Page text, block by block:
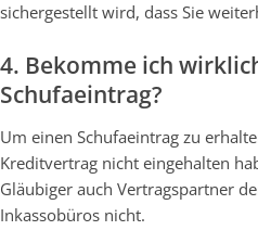
sichergestellt wird, dass Sie
4. Bekomme ich
Schufaeintrag?
Um einen Schufaeintrag zu
Kreditvertrag nicht eingehalten
Gläubiger auch Vertragspartner
Inkassobüros nicht.